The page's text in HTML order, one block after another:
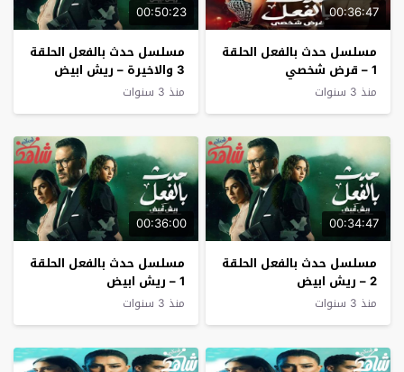
00:36:47
مسلسل حدث بالفعل الحلقة
1 – قرض شخصي
منذ 3 سنوات
00:50:23
مسلسل حدث بالفعل الحلقة
3 والاخيرة – ريش ابيض
منذ 3 سنوات
00:34:47
مسلسل حدث بالفعل الحلقة
2 – ريش ابيض
منذ 3 سنوات
00:36:00
مسلسل حدث بالفعل الحلقة
1 – ريش ابيض
منذ 3 سنوات